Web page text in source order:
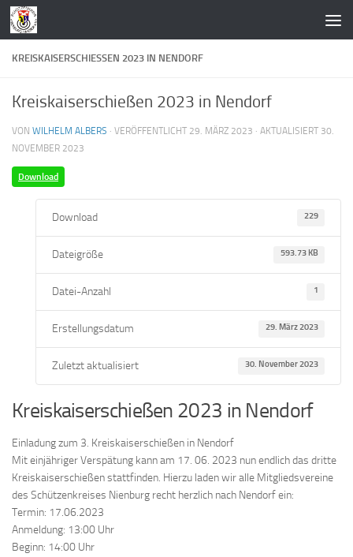
Zum Inhalt springen
KREISKAISERSCHIESSEN 2023 IN NENDORF
Kreiskaiserschießen 2023 in Nendorf
VON WILHELM ALBERS · VERÖFFENTLICHT 29. MÄRZ 2023 · AKTUALISIERT 30.
NOVEMBER 2023
Download
Download 229
Dateigröße 593.73 KB
Datei-Anzahl 1
Erstellungsdatum 29. März 2023
Zuletzt aktualisiert 30. November 2023
Kreiskaiserschießen 2023 in Nendorf
Einladung zum 3. Kreiskaiserschießen in Nendorf
Mit einjähriger Verspätung kann am 17. 06. 2023 nun endlich das dritte
Kreiskaiserschießen stattfinden. Hierzu laden wir alle Mitgliedsvereine
des Schützenkreises Nienburg recht herzlich nach Nendorf ein:
Termin: 17.06.2023
Anmeldung: 13:00 Uhr
Beginn: 14:00 Uhr